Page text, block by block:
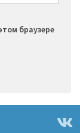
браузере